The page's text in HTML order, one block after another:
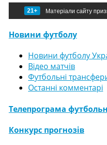
21+ Матеріали сайту
Новини футболу
Новини футболу
Відео матчів
Футбольні
Останні комментарі
Телепрограма
Конкурс прогнозів